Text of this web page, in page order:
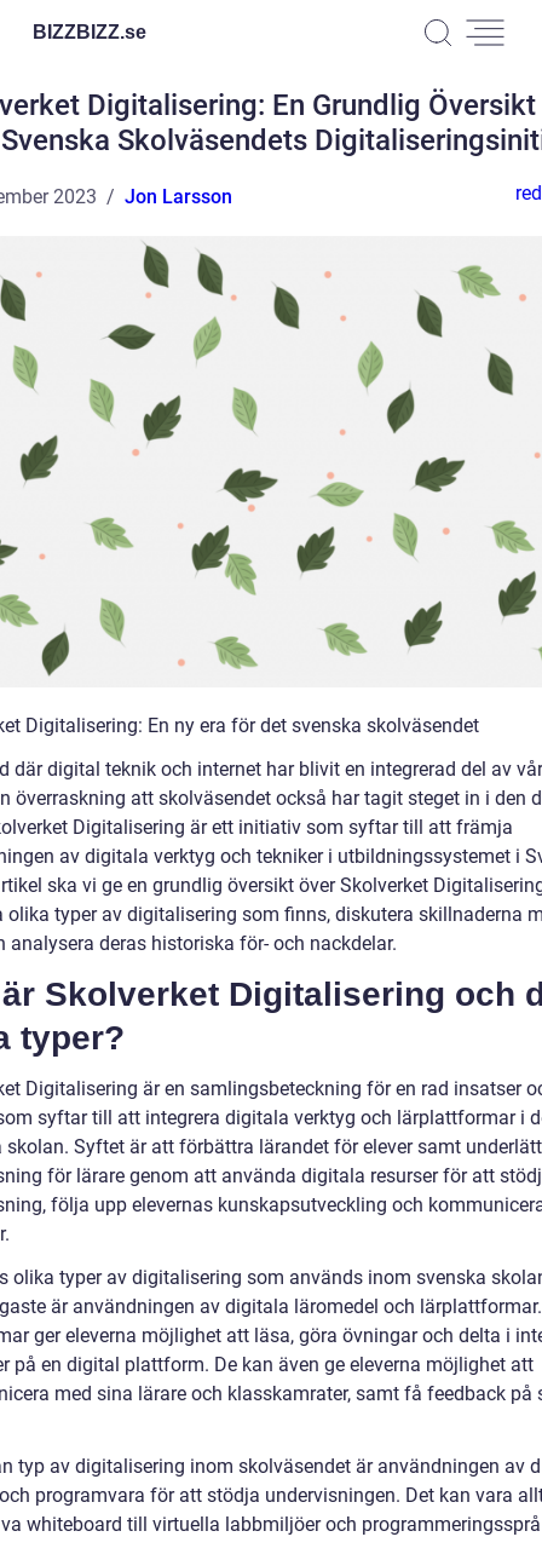
BIZZBIZZ.se
Digitalisering: En Grundlig
Skolväsendets
2023 Jon Larsson
Digitalisering: En ny era för det svenska skolväsendet
där digital teknik och internet har blivit en integrerad del av
överraskning att skolväsendet också har tagit steget in i den
Digitalisering är ett initiativ som syftar till att främja
av digitala verktyg och tekniker i utbildningssystemet i
ska vi ge en grundlig översikt över Skolverket
olika typer av digitalisering som finns, diskutera skillnaderna
analysera deras historiska för- och nackdelar.
är Skolverket Digitalisering och
typer?
Digitalisering är en samlingsbeteckning för en rad insatser
syftar till att integrera digitala verktyg och lärplattformar i
skolan. Syftet är att förbättra lärandet för elever samt
för lärare genom att använda digitala resurser för att
följa upp elevernas kunskapsutveckling och
olika typer av digitalisering som används inom svenska
är användningen av digitala läromedel och
ger eleverna möjlighet att läsa, göra övningar och delta i
på en digital plattform. De kan även ge eleverna möjlighet att
med sina lärare och klasskamrater, samt få feedback på
typ av digitalisering inom skolväsendet är användningen av
programvara för att stödja undervisningen. Det kan vara
whiteboard till virtuella labbmiljöer och